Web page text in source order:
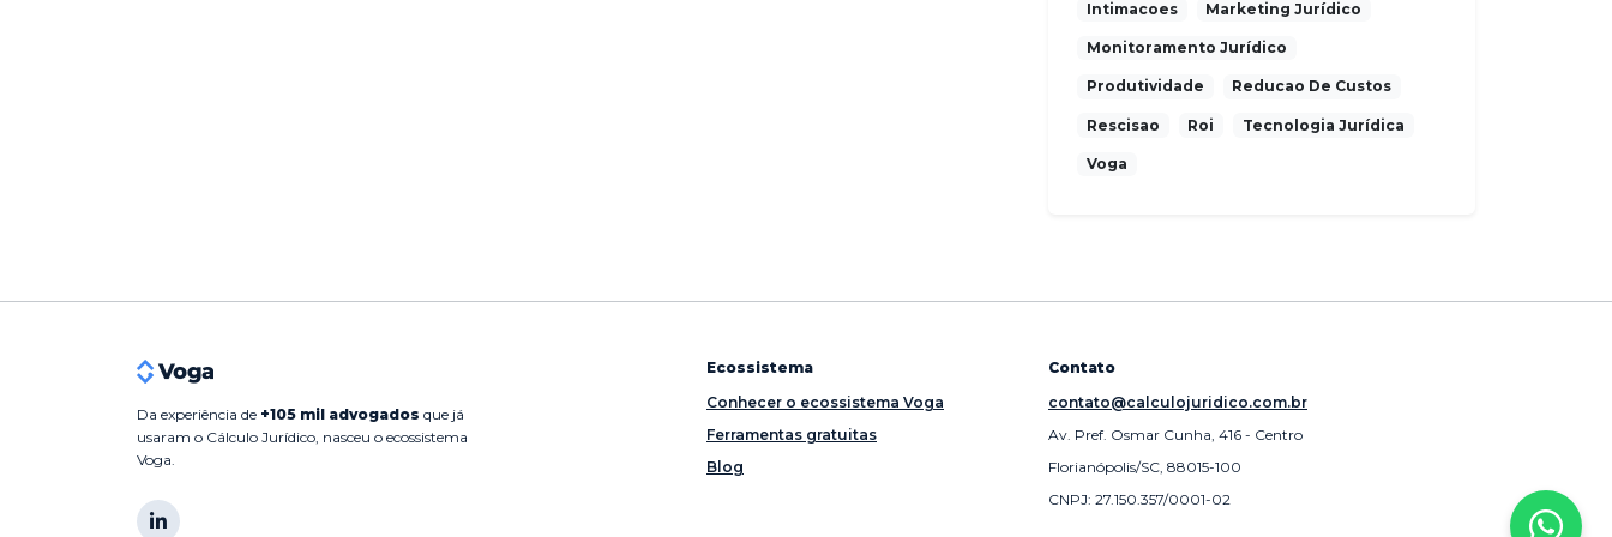
Intimacoes Marketing Jurídico
Monitoramento Jurídico
Produtividade Reducao De Custos
Rescisao Roi Tecnologia Jurídica
Voga
Da experiência de +105 mil advogados que já
usaram o Cálculo Jurídico, nasceu o ecossistema
Voga.
Ecossistema
Conhecer o ecossistema Voga
Ferramentas gratuitas
Blog
Contato
contato@calculojuridico.com.br
Av. Pref. Osmar Cunha, 416 - Centro
Florianópolis/SC, 88015-100
CNPJ: 27.150.357/0001-02